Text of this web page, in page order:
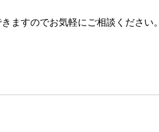
ますのでお気軽にご相談ください。